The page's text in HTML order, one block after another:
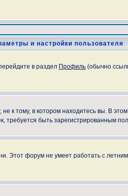
и настройки пользователя
в раздел Профиль (обычно
к тому, в котором находитесь вы. В
требуется быть зарегистрированным
Этот форум не умеет работать с